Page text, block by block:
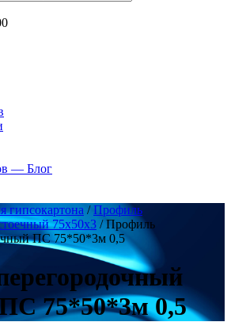
— Блог
гипсокартона /Профиль
75х50х3 / Профиль
ПС 75*50*3м 0,5
75*50*3м 0,5